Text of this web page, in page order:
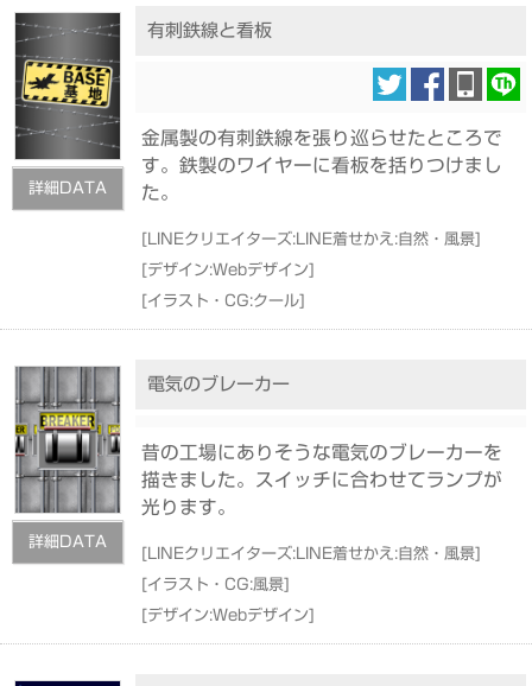
詳細DATA
有刺鉄線と看板
金属製の有刺鉄線を張り巡らせたところで
す。鉄製のワイヤーに看板を括りつけまし
た。
[ LINEクリエイターズ:LINE着せかえ:自然・風景]
[デザイン:Webデザイン]
[イラスト・CG:クール]
詳細DATA
電気のブレーカー
昔の工場にありそうな電気のブレーカーを
描きました。スイッチに合わせてランプが
光ります。
[ LINEクリエイターズ:LINE着せかえ:自然・風景]
[イラスト・CG:風景]
[デザイン:Webデザイン]